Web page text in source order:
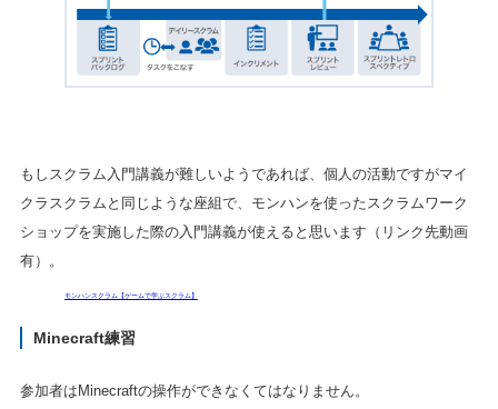
もしスクラム入門講義が難しいようであれば、個人の活動ですがマイ
クラスクラムと同じような座組で、モンハンを使ったスクラムワーク
ショップを実施した際の入門講義が使えると思います（リンク先動画
有）。
モンハンスクラム【ゲームで学ぶスクラム】
Minecraft練習
参加者はMinecraftの操作ができなくてはなりません。